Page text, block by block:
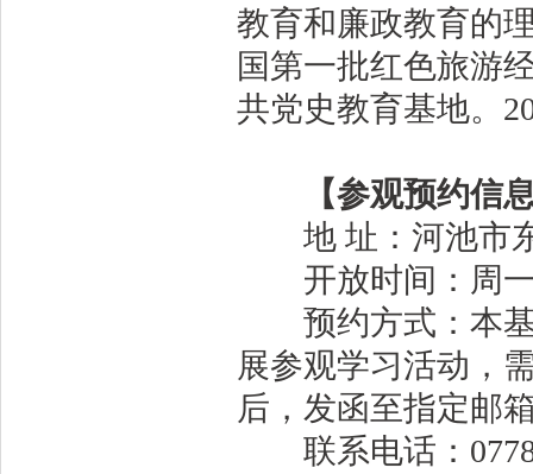
教育和廉政教育的
国第一批红色旅游
共党史教育基地。
【参观预约信
地 址：河池市东
开放时间：周一
预约方式：本基
展参观学习活动，
后，发函至指定邮
联系电话：